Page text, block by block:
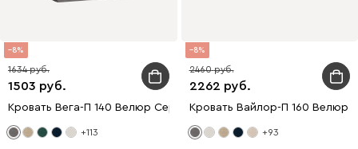
8
1503
1634
Кровать Вега-П 140 Велюр Серый
+113
8
2262
2460
Кровать Вайлор-П 160 Велюр
+93